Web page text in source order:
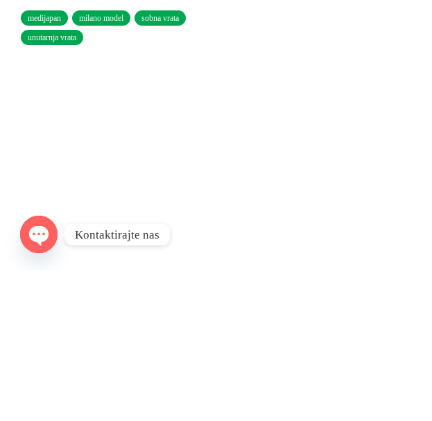
medijapan milano model
sobna vrata
unutarnja vrata
Kontaktirajte nas